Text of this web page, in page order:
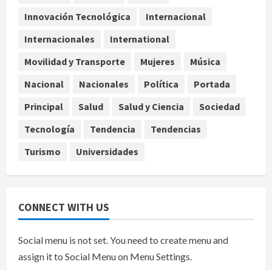
4
en espacio polinizador
agosto 10, 2026
tres veces fondos internacionales y
sigue sin concretarse
Innovación Tecnológica
Internacional
Internacionales
International
Movilidad y Transporte
Mujeres
Música
Nacional
Nacionales Política
Portada
Principal
Salud Salud y Ciencia
Sociedad
Tecnología
Tendencia
Tendencias
Turismo
Universidades
CONNECT WITH US
Social menu is not set. You need to create menu and
assign it to Social Menu on Menu Settings.